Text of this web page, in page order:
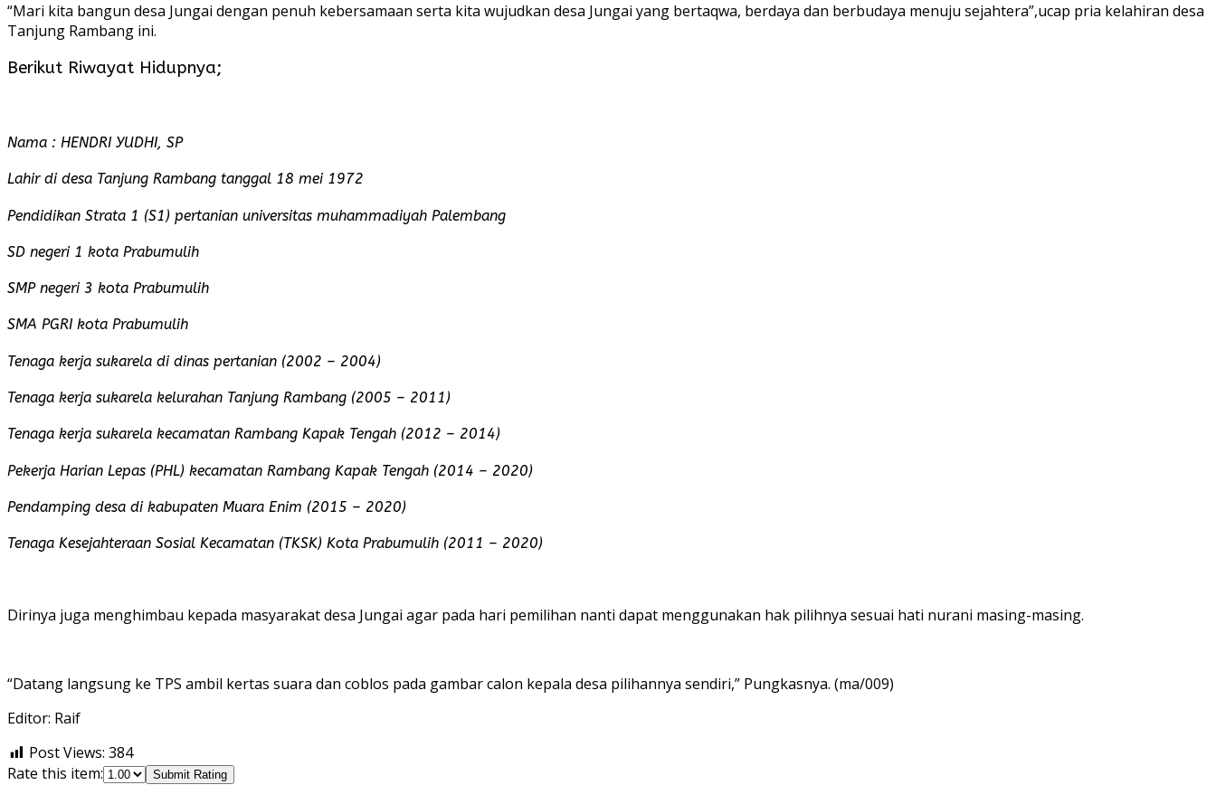
“Mari kita bangun desa Jungai dengan penuh kebersamaan serta kita wujudkan desa Jungai yang bertaqwa, berdaya dan berbudaya menuju sejahtera”,ucap pria kelahiran desa
Tanjung Rambang ini.
Berikut Riwayat Hidupnya;
Nama : HENDRI YUDHI, SP
Lahir di desa Tanjung Rambang tanggal 18 mei 1972
Pendidikan Strata 1 (S1) pertanian universitas muhammadiyah Palembang
SD negeri 1 kota Prabumulih
SMP negeri 3 kota Prabumulih
SMA PGRI kota Prabumulih
Tenaga kerja sukarela di dinas pertanian (2002 – 2004)
Tenaga kerja sukarela kelurahan Tanjung Rambang (2005 – 2011)
Tenaga kerja sukarela kecamatan Rambang Kapak Tengah (2012 – 2014)
Pekerja Harian Lepas (PHL) kecamatan Rambang Kapak Tengah (2014 – 2020)
Pendamping desa di kabupaten Muara Enim (2015 – 2020)
Tenaga Kesejahteraan Sosial Kecamatan (TKSK) Kota Prabumulih (2011 – 2020)
Dirinya juga menghimbau kepada masyarakat desa Jungai agar pada hari pemilihan nanti dapat menggunakan hak pilihnya sesuai hati nurani masing-masing.
“Datang langsung ke TPS ambil kertas suara dan coblos pada gambar calon kepala desa pilihannya sendiri,” Pungkasnya. (ma/009)
Editor: Raif
Post Views: 384
Rate this item:
Submit Rating